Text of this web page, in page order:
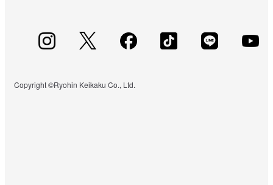
友達にもオススメしました！(^^)
参考になった（0人）
Copyright ©Ryohin Keikaku Co., Ltd.